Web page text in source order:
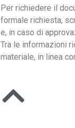
Per richiedere il
formale richiesta,
e, in caso di
Tra le informazioni
materiale, in linea